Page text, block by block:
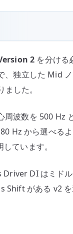
2 を分ける
独立した Mid
した。
周波数を 500 Hz
Hz から選べる
ています。
DI はミド
Shift がある v2